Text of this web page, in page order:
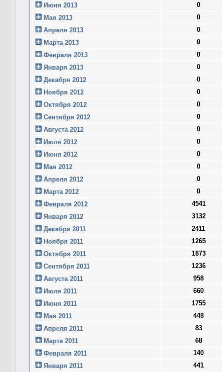
Июня 2013
0
Мая 2013
0
Апреля 2013
0
Марта 2013
0
Февраля 2013
0
Января 2013
0
Декабря 2012
0
Ноября 2012
0
Октября 2012
0
Сентября 2012
0
Августа 2012
0
Июля 2012
0
Июня 2012
0
Мая 2012
0
Апреля 2012
0
Марта 2012
0
Февраля 2012
4541
Января 2012
3132
Декабря 2011
2411
Ноября 2011
1265
Октября 2011
1873
Сентября 2011
1236
Августа 2011
958
Июля 2011
660
Июня 2011
1755
Мая 2011
448
Апреля 2011
83
Марта 2011
68
Февраля 2011
140
Января 2011
441